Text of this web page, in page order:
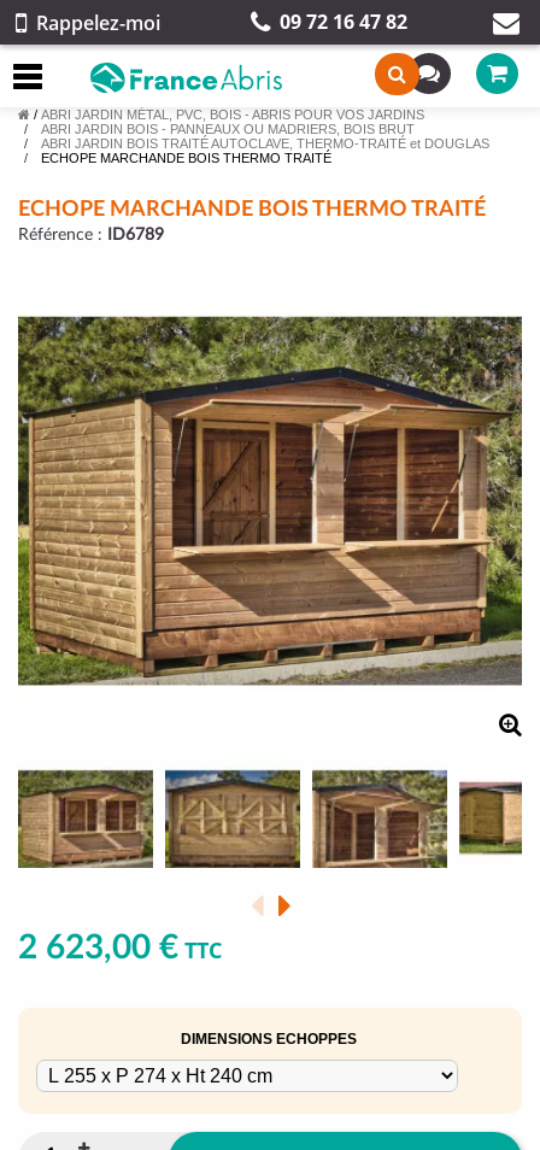
Rappelez-moi 09 72 16 47 82
/ ABRI JARDIN MÉTAL, PVC, BOIS - ABRIS POUR VOS JARDINS
ABRI JARDIN BOIS - PANNEAUX OU MADRIERS, BOIS BRUT
ABRI JARDIN BOIS TRAITÉ AUTOCLAVE, THERMO-TRAITÉ et DOUGLAS
ECHOPE MARCHANDE BOIS THERMO TRAITÉ
ECHOPE MARCHANDE BOIS THERMO TRAITÉ
Référence : ID6789
2 623,00 € TTC
DIMENSIONS ECHOPPES